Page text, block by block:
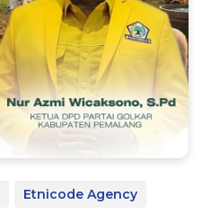
Etnicode Agency